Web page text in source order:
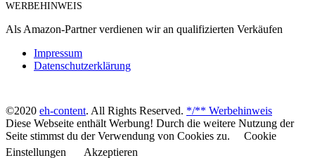
WERBEHINWEIS
Als Amazon-Partner verdienen wir an qualifizierten Verkäufen
Impressum
Datenschutzerklärung
©2020 eh-content. All Rights Reserved. */** Werbehinweis
Diese Webseite enthält Werbung! Durch die weitere Nutzung der
Seite stimmst du der Verwendung von Cookies zu.
Cookie
Einstellungen
Akzeptieren